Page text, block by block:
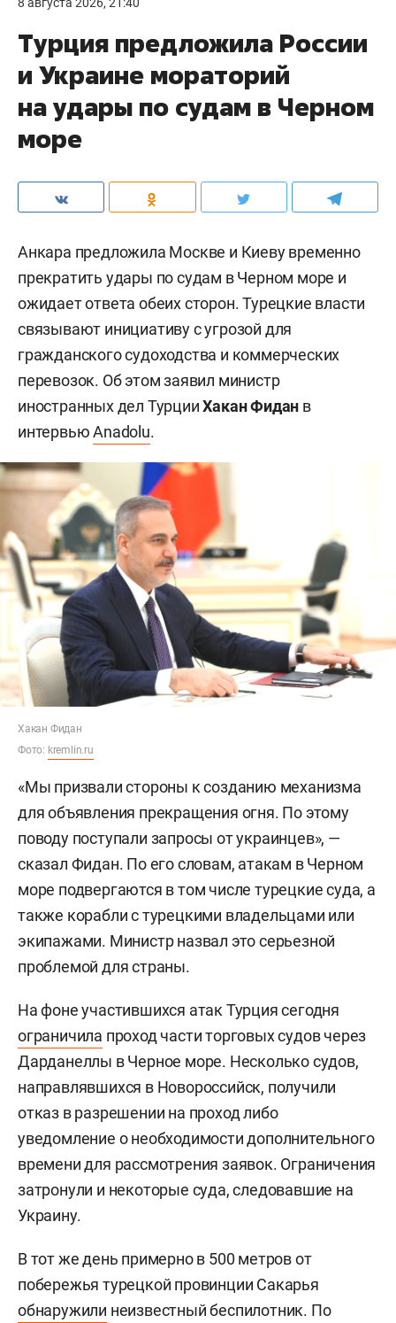
Турция предложила России
и Украине мораторий
на удары по судам в Черном
море
Анкара предложила Москве и Киеву временно
прекратить удары по судам в Черном море и
ожидает ответа обеих сторон. Турецкие власти
связывают инициативу с угрозой для
гражданского судоходства и коммерческих
перевозок. Об этом заявил министр
иностранных дел ТурцииХакан Фидан в
интервьюAnadolu.
Хакан Фидан
Фото: kremlin.ru
«Мы призвали стороны к созданию механизма
для объявления прекращения огня. По этому
поводу поступали запросы от украинцев», —
сказал Фидан. По его словам, атакам в Черном
море подвергаются в том числе турецкие суда, а
также корабли с турецкими владельцами или
экипажами. Министр назвал это серьезной
проблемой для страны.
На фоне участившихся атак Турция сегодня
ограничила проход части торговых судов через
Дарданеллы в Черное море. Несколько судов,
направлявшихся в Новороссийск, получили
отказ в разрешении на проход либо
уведомление о необходимости дополнительного
времени для рассмотрения заявок. Ограничения
затронули и некоторые суда, следовавшие на
Украину.
В тот же день примерно в 500 метров от
побережья турецкой провинции Сакарья
обнаружили неизвестный беспилотник. По